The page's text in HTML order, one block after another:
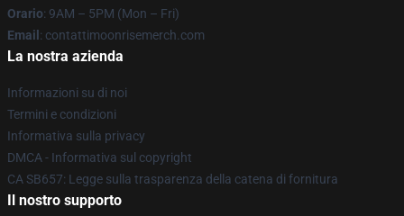
Orario: 9AM – 5PM (Mon – Fri)
Email : contattimoonrisemerch.com
La nostra azienda
Informazioni su di noi
Termini e condizioni
Informativa sulla privacy
DMCA - Informativa sul copyright
CA SB657: Legge sulla trasparenza della catena di fornitura
Il nostro supporto